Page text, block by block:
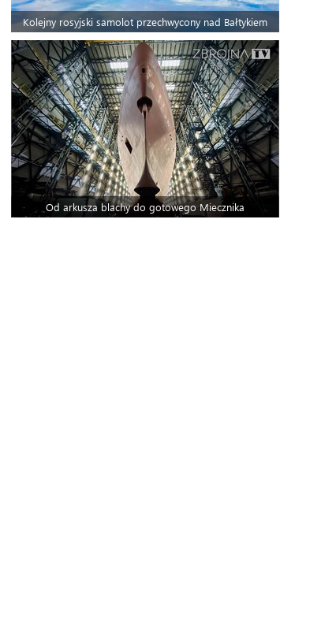
Kolejny rosyjski samolot przechwycony nad Bałtykiem
Od arkusza blachy do gotowego Miecznika